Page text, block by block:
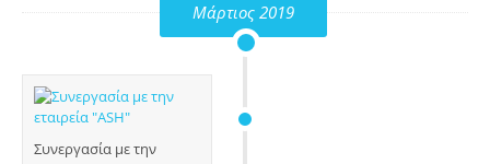
Μάρτιος 2019
Συνεργασία με την